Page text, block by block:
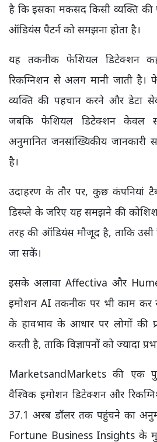
है कि इसका मकसद किसी व्यक्ति की
ऑडियंस पैटर्न को समझना होता है।
यह तकनीक फेशियल डिटेक्शन
रिकग्निशन से अलग मानी जाती है।
व्यक्ति की पहचान करने और डेटा
जबकि फेशियल डिटेक्शन केवल
अनुमानित जनसांख्यिकीय
है।
उदाहरण के तौर पर, कुछ कंपनियां
डिस्प्ले के जरिए यह समझने की
तरह की ऑडियंस मौजूद है, ताकि उसी
जा सकें।
इसके अलावा Affectiva और
इमोशन AI तकनीक पर भी काम कर
के हावभाव के आधार पर लोगों की
करती है, ताकि विज्ञापनों को ज्यादा
MarketsandMarkets की एक
वैश्विक इमोशन डिटेक्शन और
37.1 अरब डॉलर तक पहुंचने का
Fortune Business Insights के